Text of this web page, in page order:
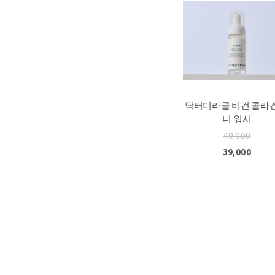
닥터미라클 비건 콜라
너 워시
49,000
39,000